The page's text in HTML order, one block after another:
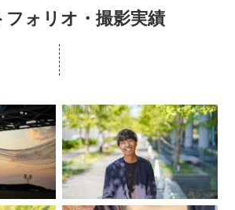
フォリオ・撮影実績